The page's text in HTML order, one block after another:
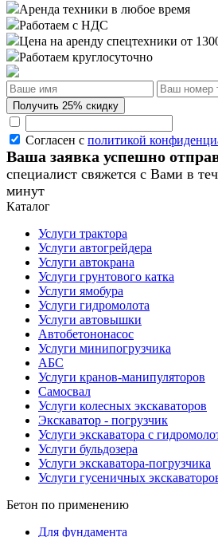
Аренда техники в любое время
Работаем с НДС
Цена на аренду спецтехники от
Работаем круглосуточно
Согласен с политикой
Ваша заявка успешно
специалист свяжется с Вами в
минут
Каталог
Услуги трактора
Услуги автогрейдера
Услуги автокрана
Услуги грунтового катка
Услуги ямобура
Услуги гидромолота
Услуги автовышки
Автобетононасос
Услуги минипогрузчика
АБС
Услуги кранов-манипуляторов
Самосвал
Услуги колесных экскаваторов
Экскаватор - погрузчик
Услуги экскаватора с
Услуги бульдозера
Услуги экскаватора-погрузчика
Услуги гусеничных
Бетон по применению
Для фундамента